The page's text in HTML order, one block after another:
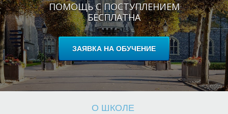
ПОМОЩЬ С ПОСТУПЛЕНИЕМ
БЕСПЛАТНА
ЗАЯВКА НА ОБУЧЕНИЕ
О ШКОЛЕ